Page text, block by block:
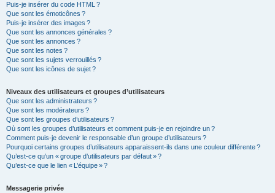
Puis-je insérer du code HTML ?
Que sont les émoticônes ?
Puis-je insérer des images ?
Que sont les annonces générales ?
Que sont les annonces ?
Que sont les notes ?
Que sont les sujets verrouillés ?
Que sont les icônes de sujet ?
Niveaux des utilisateurs et groupes d’utilisateurs
Que sont les administrateurs ?
Que sont les modérateurs ?
Que sont les groupes d’utilisateurs ?
Où sont les groupes d’utilisateurs et comment puis-je en rejoindre un ?
Comment puis-je devenir le responsable d’un groupe d’utilisateurs ?
Pourquoi certains groupes d’utilisateurs apparaissent-ils dans une couleur différente ?
Qu’est-ce qu’un « groupe d’utilisateurs par défaut » ?
Qu’est-ce que le lien « L’équipe » ?
Messagerie privée